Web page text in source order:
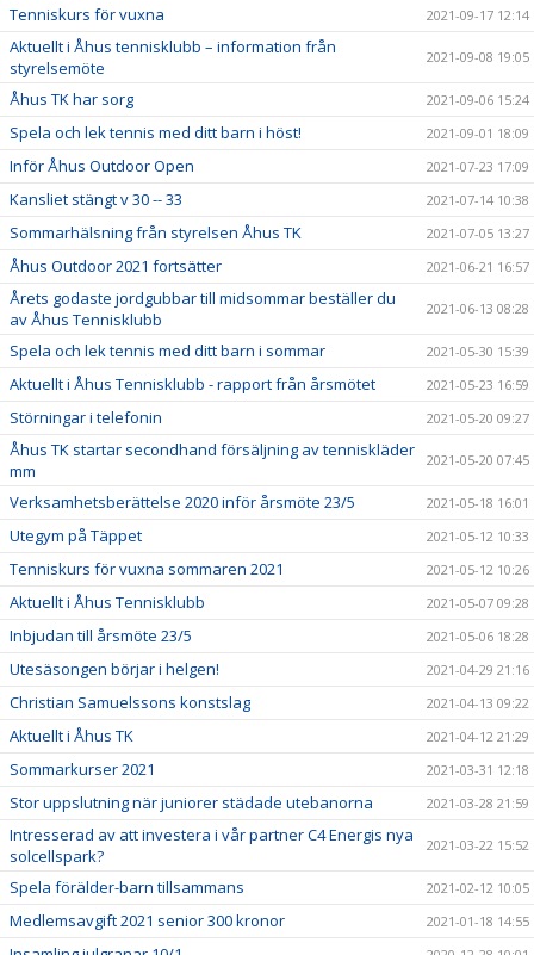
Tenniskurs för vuxna 2021-09-17 12:14
Aktuellt i Åhus tennisklubb – information från
styrelsemöte
2021-09-08 19:05
Åhus TK har sorg 2021-09-06 15:24
Spela och lek tennis med ditt barn i höst! 2021-09-01 18:09
Inför Åhus Outdoor Open 2021-07-23 17:09
Kansliet stängt v 30 -- 33 2021-07-14 10:38
Sommarhälsning från styrelsen Åhus TK 2021-07-05 13:27
Åhus Outdoor 2021 fortsätter 2021-06-21 16:57
Årets godaste jordgubbar till midsommar beställer du
av Åhus Tennisklubb
2021-06-13 08:28
Spela och lek tennis med ditt barn i sommar 2021-05-30 15:39
Aktuellt i Åhus Tennisklubb - rapport från årsmötet 2021-05-23 16:59
Störningar i telefonin 2021-05-20 09:27
Åhus TK startar secondhand försäljning av tenniskläder
mm
2021-05-20 07:45
Verksamhetsberättelse 2020 inför årsmöte 23/5 2021-05-18 16:01
Utegym på Täppet 2021-05-12 10:33
Tenniskurs för vuxna sommaren 2021 2021-05-12 10:26
Aktuellt i Åhus Tennisklubb 2021-05-07 09:28
Inbjudan till årsmöte 23/5 2021-05-06 18:28
Utesäsongen börjar i helgen! 2021-04-29 21:16
Christian Samuelssons konstslag 2021-04-13 09:22
Aktuellt i Åhus TK 2021-04-12 21:29
Sommarkurser 2021 2021-03-31 12:18
Stor uppslutning när juniorer städade utebanorna 2021-03-28 21:59
Intresserad av att investera i vår partner C4 Energis nya
solcellspark?
2021-03-22 15:52
Spela förälder-barn tillsammans 2021-02-12 10:05
Medlemsavgift 2021 senior 300 kronor 2021-01-18 14:55